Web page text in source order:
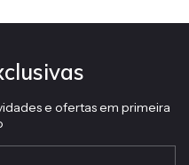
e ofertas em primeira